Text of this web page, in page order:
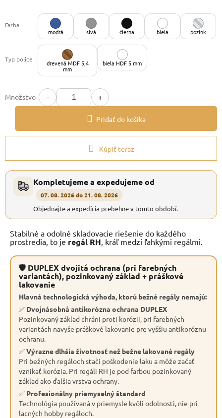
Farba
modrá
sivá čierna biela pozink
Typ police drevená MDF 5,4
mm
biela HDF 5 mm
Množstvo − +
Pridať do košíka
Kúpiť teraz
Kompletujeme a expedujeme od
07. 08. 2026 do 21. 08. 2026
Objednajte a expedícia prebehne v tomto období.
Stabilné a odolné skladovacie riešenie do každého
prostredia, to je regál RH , kráľ medzi ľahkými regálmi.
🛡 DUPLEX dvojitá ochrana (pri farebných
variantách), pozinkovaný základ + práškové
lakovanie
Hlavná technologická výhoda, ktorú bežné regály nemajú:
✅ Dvojnásobná antikorózna ochrana DUPLEX
Pozinkovaný základ chráni proti korózii, pri farebných
variantách navyše práškové lakovanie pre vyššiu antikoróznu
ochranu.
✅Výrazne dlhšia životnosť než bežne lakované regály
Pri bežných regáloch stačí poškodenie laku a môže začať
vznikať korózia. Pri regáli RH je pod farbou pozinkovaný
základ ako ďalšia vrstva ochrany.
✅ Profesionálny priemyselný štandard
Technológia používaná v priemysle kvôli odolnosti, nie pri
lacných hobby regáloch.